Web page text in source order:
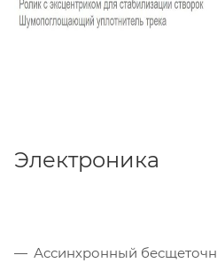
Электроника
Ассинхронный